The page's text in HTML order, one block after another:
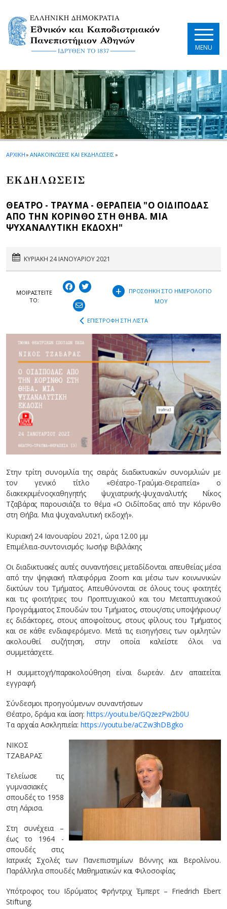
MENU
ΑΡΧΙΚΗ» ΑΝΑΚΟΙΝΩΣΕΙΣ ΚΑΙ ΕΚΔΗΛΩΣΕΙΣ»
EΚΔΗΛΩΣΕΙΣ
ΘΕΑΤΡΟ - ΤΡΑΥΜΑ - ΘΕΡΑΠΕΙΑ "Ο ΟΙΔΙΠΟΔΑΣ
ΑΠΟ ΤΗΝ ΚΟΡΙΝΘΟ ΣΤΗ ΘΗΒΑ. ΜΙΑ
ΨΥΧΑΝΑΛΥΤΙΚΗ ΕΚΔΟΧΗ"
ΚΥΡΙΑΚΗ 24 ΙΑΝΟΥΑΡΙΟΥ 2021
ΜΟΙΡΑΣΤEIΤΕ
ΤΟ:
+
ΠΡΟΣΘΗΚΗ ΣΤΟ ΗΜΕΡΟΛΟΓΙΟ
ΜΟΥ
ΕΠΙΣΤΡΟΦΗ ΣΤΗ ΛΙΣΤΑ
Στην τρίτη συνομιλία της σειράς διαδικτυακών συνομιλιών με
τον γενικό τίτλο «Θέατρο-Τραύμα-Θεραπεία» ο
διακεκριμένοςκαθηγητής ψυχιατρικής-ψυχαναλυτής Νίκος
Τζαβάρας παρουσιάζει το θέμα «Ο Οιδίποδας από την Κόρινθο
στη Θήβα. Μια ψυχαναλυτική εκδοχή».
Κυριακή 24 Ιανουαρίου 2021, ώρα 12.00 μμ
Επιμέλεια-συντονισμός: Ιωσήφ Βιβιλάκης
Οι διαδικτυακές αυτές συναντήσεις μεταδίδονται απευθείας μέσα
από την ψηφιακή πλατφόρμα Zoom και μέσω των κοινωνικών
δικτύων του Τμήματος. Απευθύνονται σε όλους τους φοιτητές
και τις φοιτήτριες του Προπτυχιακού και του Μεταπτυχιακού
Προγράμματος Σπουδών του Τμήματος, στους/στις υποψήφιους/
ες διδάκτορες, στους αποφοίτους, στους φίλους του Τμήματος
και σε κάθε ενδιαφερόμενο. Μετά τις εισηγήσεις των ομιλητών
ακολουθεί συζήτηση, στην οποία καλείστε όλοι να
συμμετάσχετε.
Η συμμετοχή/παρακολούθηση είναι δωρεάν. Δεν απαιτείται
εγγραφή.
Σύνδεσμοι προηγούμενων συναντήσεων
Θέατρο, δράμα και ίαση:https://youtu.be/GQzezPw2b0U
Τα αρχαία Ασκληπιεία:https://youtu.be/aCZw3hDBgko
ΝΙΚΟΣ
ΤΖΑΒΑΡΑΣ
Τελείωσε τις
γυμνασιακές
σπουδές το 1958
στη Λάρισα.
Στη συνέχεια –
έως το 1964 -
σπουδές στις
Ιατρικές Σχολές των Πανεπιστημίων Βόννης και Βερολίνου.
Παράλληλα σπουδές Μαθηματικών και Φιλοσοφίας.
Υπότροφος του Ιδρύματος Φρήντριχ Έμπερτ – Friedrich Eberτ
Stiftung.